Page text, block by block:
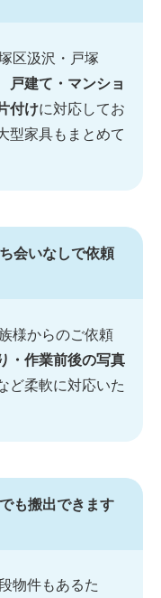
区汲沢・戸塚
戸建て・マンショ
付けに対応してお
型家具もまとめて
会いなしで依頼
様からのご依頼
・作業前後の写真
ど柔軟に対応いた
も搬出できます
物件もあるた